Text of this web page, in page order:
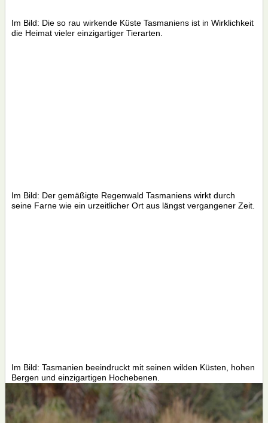
Im Bild: Die so rau wirkende Küste Tasmaniens ist in Wirklichkeit
die Heimat vieler einzigartiger Tierarten.
Im Bild: Der gemäßigte Regenwald Tasmaniens wirkt durch
seine Farne wie ein urzeitlicher Ort aus längst vergangener Zeit.
Im Bild: Tasmanien beeindruckt mit seinen wilden Küsten, hohen
Bergen und einzigartigen Hochebenen.